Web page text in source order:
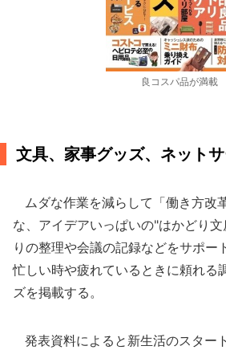
良コスパ品が満載
文具、家事グッズ、ネット
ムダな作業を減らして「働き方改
な、アイデアいっぱいの"はかどり
りの整理や会議の記録などをサポー
忙しい時や疲れているときに頼れる
ズを掲載する。
発表資料によると新生活のスター